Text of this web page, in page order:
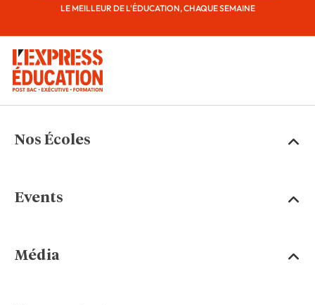
LE MEILLEUR DE L'ÉDUCATION, CHAQUE SEMAINE
Nos Écoles
Events
Média